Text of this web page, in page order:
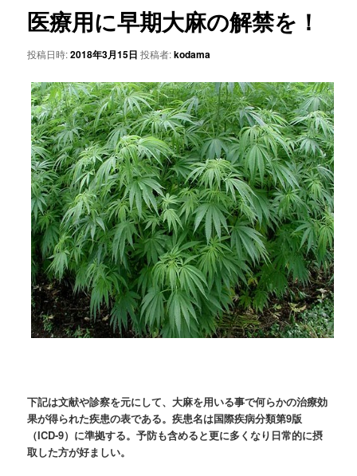
ゲ
ー
ョ
医療用に早期大麻の解禁を！
投稿日時:2018年3月15日 投稿者:kodama
下記は文献や診察を元にして、大麻を用いる事で何らかの治療効
果が得られた疾患の表である。疾患名は国際疾病分類第9版
（ICD-9）に準拠する。予防も含めると更に多くなり日常的に摂
取した方が好ましい。